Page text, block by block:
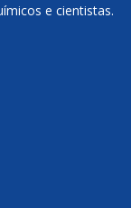
e cientistas.